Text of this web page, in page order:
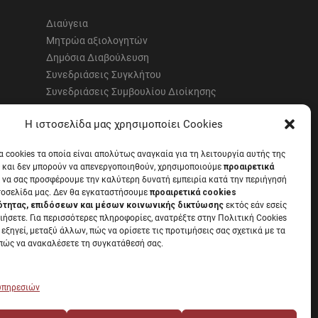
Η ιστοσελίδα μας χρησιμοποίει Cookies
cookies τα οποία είναι απολύτως αναγκαία για τη λειτουργία αυτής της
και δεν μπορούν να απενεργοποιηθούν, χρησιμοποιούμε προαιρετικά
να σας προσφέρουμε την καλύτερη δυνατή εμπειρία κατά την περιήγησή
μας. Δεν θα εγκαταστήσουμε προαιρετικά cookies
επιδόσεων και μέσων κοινωνικής δικτύωσης εκτός εάν εσείς
Για περισσότερες πληροφορίες, ανατρέξτε στην Πολιτική Cookies
μεταξύ άλλων, πώς να ορίσετε τις προτιμήσεις σας σχετικά με τα
να ανακαλέσετε τη συγκατάθεσή σας.
Διαύγεια
Μητρώα αξιολογητών
Δημόσια Διαβούλευση
Συνεδριάσεις Συγκλήτου
Συνεδριάσεις Συμβουλίου Διοίκησης
με τηνΝομοθεσία